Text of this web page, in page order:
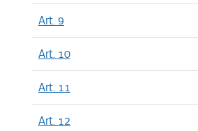
Art. 9
Art. 10
Art. 11
Art. 12